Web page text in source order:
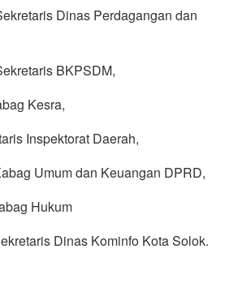
Dinas Perdagangan dan
BKPSDM,
Kesra,
Inspektorat Daerah,
Umum dan Keuangan DPRD,
Hukum
Dinas Kominfo Kota Solok.